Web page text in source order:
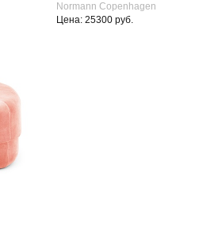
Normann Copenhagen
Цена: 25300 руб.